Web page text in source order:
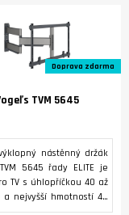
Doprava zdarma
TVM 5645
nástěnný držák
5645 řady ELITE je
TV s úhlopříčkou 40 až
a nejvyšší hmotností 45
odsazení televizoru